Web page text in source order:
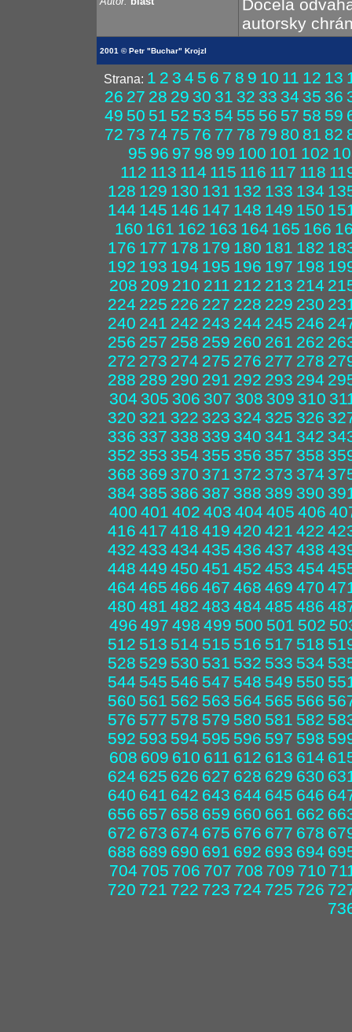
Docela
autorsky
2001 © Petr "Buchar" Krojzl
Strana: 1 2 3 4 5 6 7 8 9 10 11 12 13
26 27 28 29 30 31 32 33 34 35 36
49 50 51 52 53 54 55 56 57 58 59
72 73 74 75 76 77 78 79 80 81 82
95 96 97 98 99 100 101 102
112 113 114 115 116 117 118
128 129 130 131 132 133 134
144 145 146 147 148 149 150
160 161 162 163 164 165 166
176 177 178 179 180 181 182
192 193 194 195 196 197 198
208 209 210 211 212 213 214
224 225 226 227 228 229 230
240 241 242 243 244 245 246
256 257 258 259 260 261 262
272 273 274 275 276 277 278
288 289 290 291 292 293 294
304 305 306 307 308 309 310
320 321 322 323 324 325 326
336 337 338 339 340 341 342
352 353 354 355 356 357 358
368 369 370 371 372 373 374
384 385 386 387 388 389 390
400 401 402 403 404 405 406
416 417 418 419 420 421 422
432 433 434 435 436 437 438
448 449 450 451 452 453 454
464 465 466 467 468 469 470
480 481 482 483 484 485 486
496 497 498 499 500 501 502
512 513 514 515 516 517 518
528 529 530 531 532 533 534
544 545 546 547 548 549 550
560 561 562 563 564 565 566
576 577 578 579 580 581 582
592 593 594 595 596 597 598
608 609 610 611 612 613 614
624 625 626 627 628 629 630
640 641 642 643 644 645 646
656 657 658 659 660 661 662
672 673 674 675 676 677 678
688 689 690 691 692 693 694
704 705 706 707 708 709 710
720 721 722 723 724 725 726